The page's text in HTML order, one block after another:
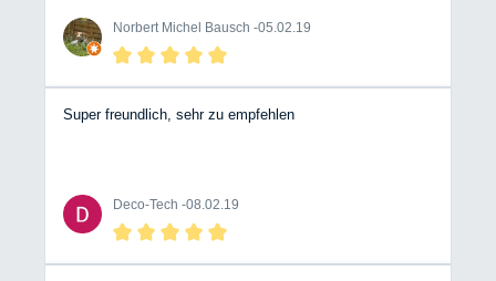
Norbert Michel Bausch -05.02.19
Super freundlich, sehr zu empfehlen
Deco-Tech -08.02.19